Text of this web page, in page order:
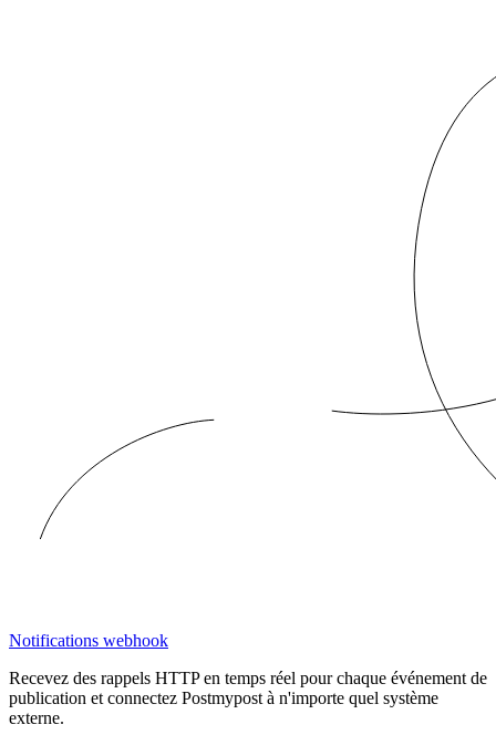
Notifications webhook
Recevez des rappels HTTP en temps réel pour chaque événement de
publication et connectez Postmypost à n'importe quel système
externe.